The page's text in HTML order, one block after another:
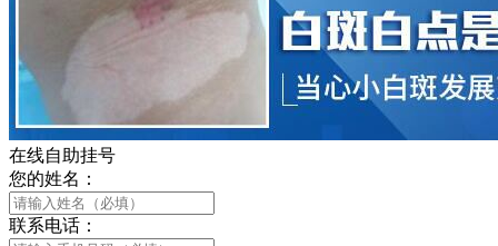
在线自助挂号
您的姓名：
联系电话：